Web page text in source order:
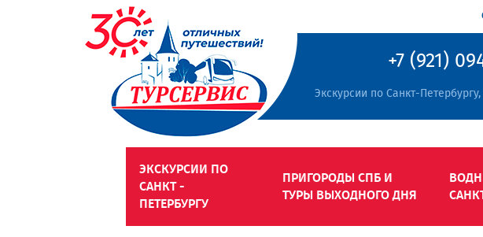
+7 (921)
Экскурсии по Санкт-
ЭКСКУРСИИ ПО
САНКТ -
ПЕТЕРБУРГУ
ПРИГОРОДЫ СПБ И
ТУРЫ ВЫХОДНОГО ДНЯ